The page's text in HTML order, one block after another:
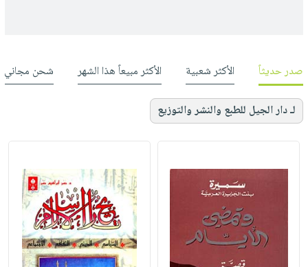
صدر حديثاً الأكثر شعبية الأكثر مبيعاً هذا الشهر شحن مجاني
لـ دار الجيل للطبع والنشر والتوزيع